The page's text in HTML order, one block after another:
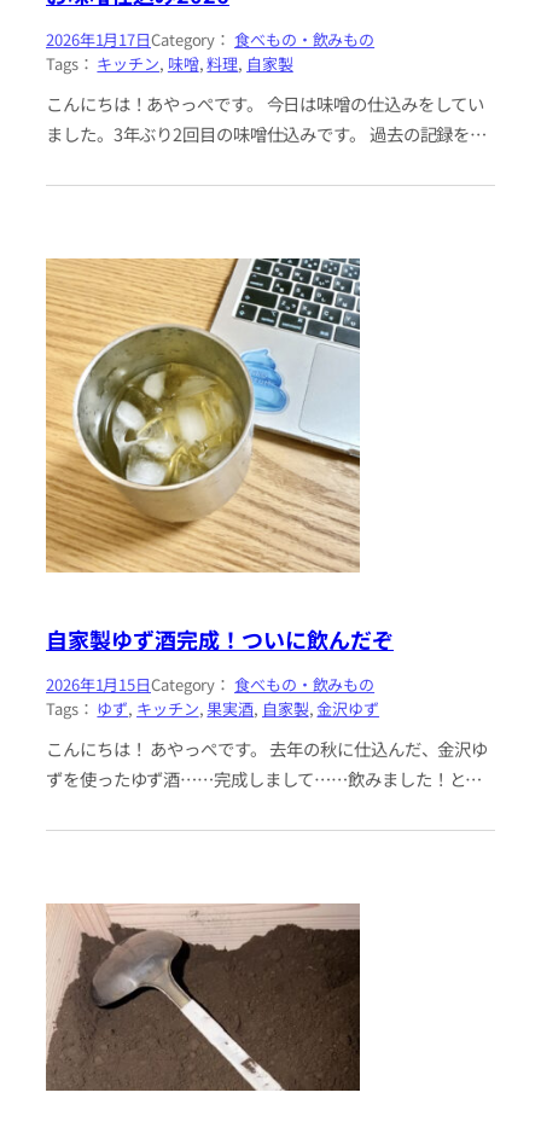
2026年1月17日Category：食べもの・飲みもの
Tags： キッチン, 味噌, 料理, 自家製
こんにちは！あやっぺです。 今日は味噌の仕込みをしてい
ました。3年ぶり2回目の味噌仕込みです。 過去の記録を見
す。人生…
自家製ゆず酒完成！ついに飲んだぞ
2026年1月15日Category：食べもの・飲みもの
Tags： ゆず, キッチン, 果実酒, 自家製, 金沢ゆず
こんにちは！ あやっぺです。 去年の秋に仕込んだ、金沢ゆ
ずを使ったゆず酒……完成しまして……飲みました！とい
末は体調を崩し、年…